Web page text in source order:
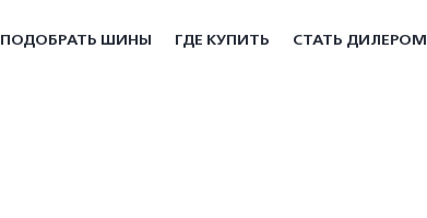
ПОДОБРАТЬ ШИНЫ ГДЕ КУПИТЬ СТАТЬ ДИЛЕРОМ